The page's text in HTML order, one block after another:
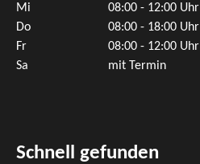
Mi
08:00 - 12:00 Uhr
Do
08:00 - 18:00 Uhr
Fr
08:00 - 12:00 Uhr
Sa
mit Termin
Schnell gefunden